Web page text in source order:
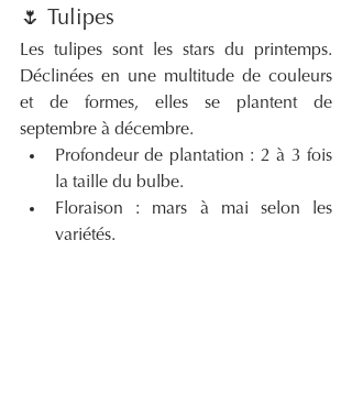
🌷 Tulipes
Les tulipes sont les stars du printemps.
Déclinées en une multitude de couleurs
et de formes, elles se plantent de
septembre à décembre.
Profondeur de plantation : 2 à 3 fois
la taille du bulbe.
Floraison : mars à mai selon les
variétés.